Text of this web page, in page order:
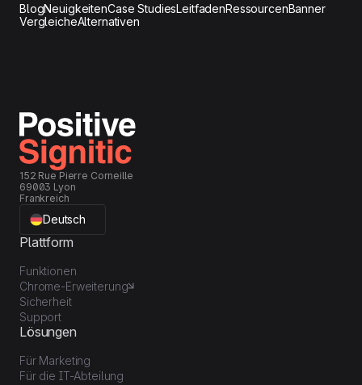
BlogNeuigkeitenCase StudiesLeitfadenRessourcenBanner
VergleicheAlternativen
152 Rue Pierre Corneille
69003 Lyon
Frankreich
Deutsch
Plattform
Funktionen
Chrome-Erweiterung
Sicherheit
Support
Lösungen
Für Marketing
Für die IT-Abteilung